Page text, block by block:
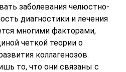
заболевания челюстно-
диагностики и лечения
многими факторами,
четкой теории о
коллагенозов.
то, что они связаны с